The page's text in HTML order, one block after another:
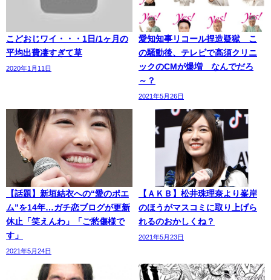
こどおじワイ・・・1日/1ヶ月の
平均出費凄すぎて草
2020年1月11日
愛知知事リコール捏造疑獄 こ
の騒動後、テレビで高須クリニ
ックのCMが爆増 なんでだろ
～？
2021年5月26日
【話題】新垣結衣への“愛のポエ
ム”を14年…ガチ恋ブログが更新
休止「笑えんわ」「ご愁傷様で
す」
2021年5月24日
【ＡＫＢ】松井珠理奈より峯岸
のほうがマスコミに取り上げら
れるのおかしくね？
2021年5月23日